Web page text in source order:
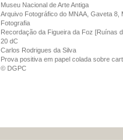
Museu Nacional de Arte Antiga
Arquivo Fotográfico do MNAA, Gaveta
Fotografia
Recordação da Figueira da Foz [Ruínas
20 dC
Carlos Rodrigues da Silva
Prova positiva em papel colada sobre
© DGPC